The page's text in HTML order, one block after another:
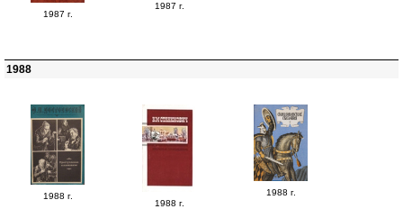
1987 г.
1987 г.
1988
1988 г.
1988 г.
1988 г.